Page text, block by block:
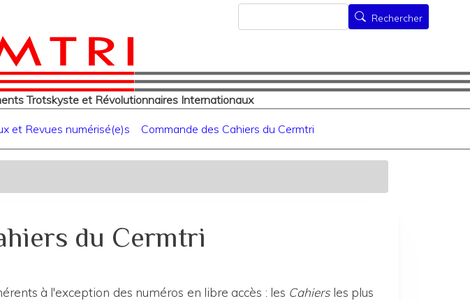
contenu
principal
Trotskyste et Révolutionnaires Internationaux
Rechercher
Rechercher
et Revues numérisé(e)s Commande des Cahiers du Cermtri
du Cermtri
à l'exception des numéros en libre accès : les Cahiersles plus